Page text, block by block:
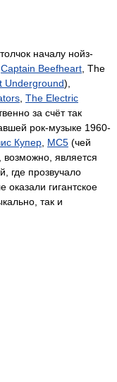
началу нойз-
Captain Beefheart, The
Underground),
, The Electric
за счёт так
рок-музыке 1960-
Купер, MC5 (чей
является
где прозвучало
оказали гигантское
так и